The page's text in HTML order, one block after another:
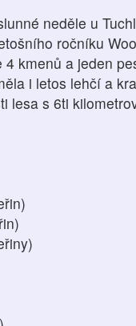
neděle u
ročníku
kmenů a jeden
i letos lehčí a
lesa s 6ti